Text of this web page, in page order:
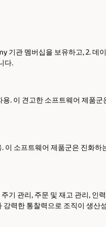
기관 멤버십을 보유하고, 2. 데
다.
. 이 견고한 소프트웨어 제품
이 소프트웨어 제품군은 진화
관리, 주문 및 재고 관리, 인
력한 통찰력으로 조직이 생산